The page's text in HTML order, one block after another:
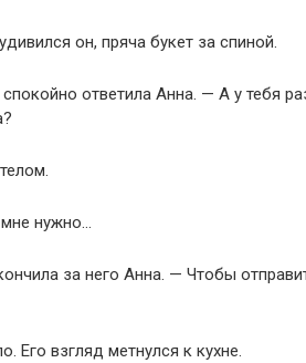
он, пряча букет за спиной.
ответила Анна. — А у тебя
нужно…
за него Анна. — Чтобы
Его взгляд метнулся к кухне.